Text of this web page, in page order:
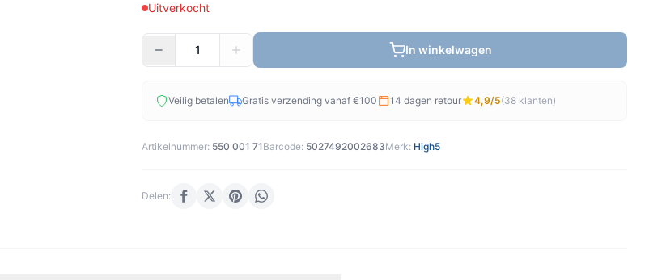
Uitverkocht
In winkelwagen
Veilig betalen Gratis verzending vanaf €100 14 dagen retour 4,9/5(38 klanten)
Artikelnummer: 550 001 71 Barcode: 5027492002683Merk: High5
Delen: